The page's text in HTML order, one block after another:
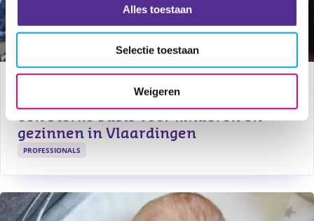
Alles toestaan
Selectie toestaan
Weigeren
Van de Westwijk: samen werken aan
een sterke basis voor kinderen en
gezinnen in Vlaardingen
PROFESSIONALS